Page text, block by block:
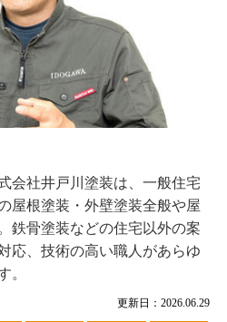
更新日：2026.06.29
会社井戸川塗装は、一般住宅
屋根塗装・外壁塗装全般や屋
鉄骨塗装などの住宅以外の案
応、技術の高い職人があらゆ
。